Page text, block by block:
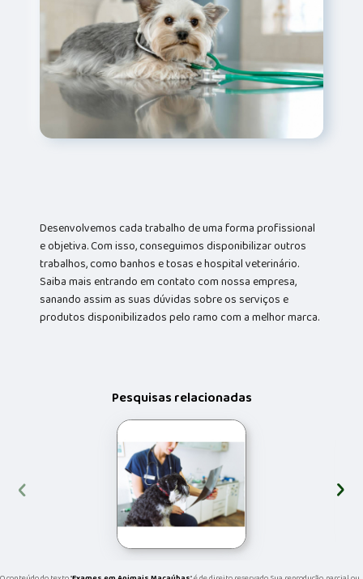
Desenvolvemos cada trabalho de uma forma profissional
e objetiva. Com isso, conseguimos disponibilizar outros
trabalhos, como banhos e tosas e hospital veterinário.
Saiba mais entrando em contato com nossa empresa,
sanando assim as suas dúvidas sobre os serviços e
produtos disponibilizados pelo ramo com a melhor marca.
Pesquisas relacionadas
‹ ›